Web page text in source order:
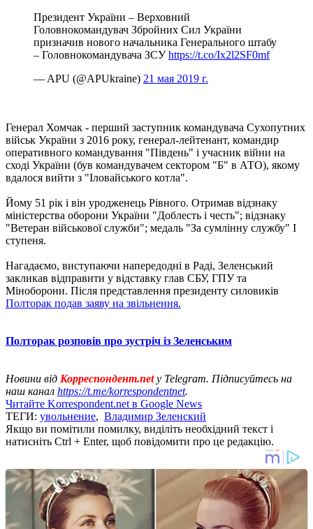
Президент України – Верховний
Головнокомандувач Збройних Сил України
призначив нового начальника Генерального штабу
– Головнокомандувача ЗСУhttps://t.co/Ix2l2SF0mf
— APU (@APUkraine) 21 мая 2019 г.
Генерал Хомчак - перший заступник командувача Сухопутних
військ України з 2016 року, генерал-лейтенант, командир
оперативного командування "Південь" і учасник війни на
сході України (був командувачем сектором "Б" в АТО), якому
вдалося вийти з "Іловайського котла".
Йому 51 рік і він уродженець Рівного. Отримав відзнаку
міністерства оборони України "Доблесть і честь"; відзнаку
"Ветеран військової служби"; медаль "За сумлінну службу" I
ступеня.
Нагадаємо, виступаючи напередодні в Раді, Зеленський
закликав відправити у відставку глав СБУ, ГПУ та
Міноборони. Після представлення президенту силовиків
Полторак подав заяву на звільнення.
Полторак розповів про зустріч із Зеленським
Новини від Корреспондент.netу Telegram. Підписуйтесь на
наш канал https://t.me/korrespondentnet.
Читайте Korrespondent.net в Google News
ТЕГИ: увольнение, Владимир Зеленский
Якщо ви помітили помилку, виділіть необхідний текст і
натисніть Ctrl + Enter, щоб повідомити про це редакцію.